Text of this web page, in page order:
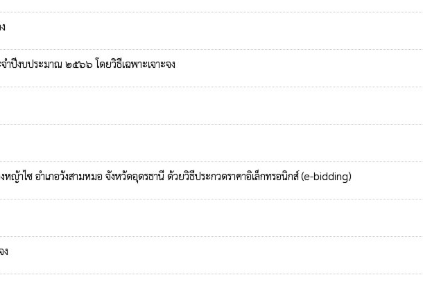
ำปีงบประมาณ ๒๕๖๖ โดยวิธีเฉพาะเจาะจง
าไซ อำเภอวังสามหมอ จังหวัดอุดรธานี ด้วยวิธีประกวดราคาอิเล็กทรอนิกส์ (e-bidding)
ง